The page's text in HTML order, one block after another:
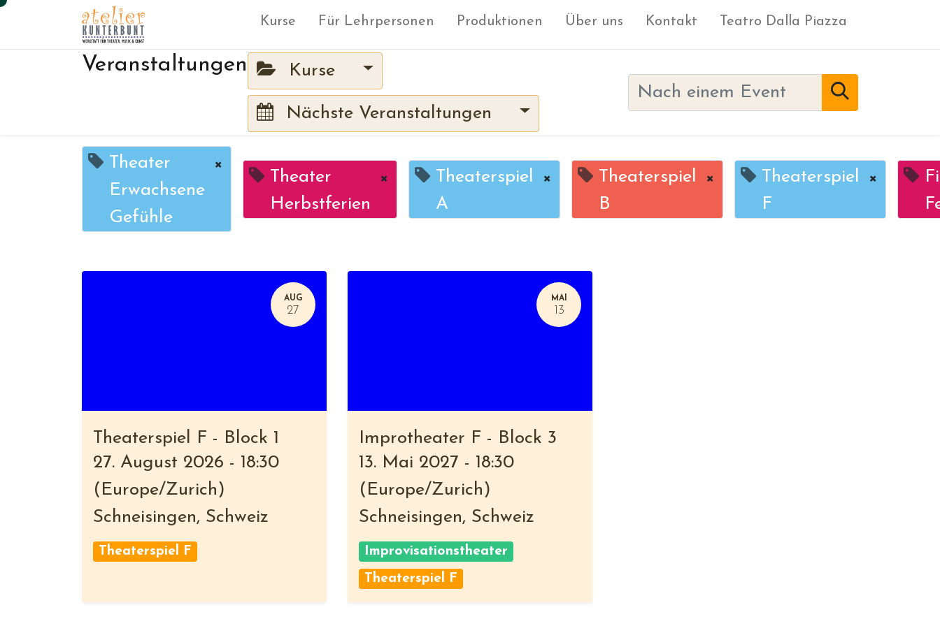
Kurse Für Lehrpersonen Produktionen Über uns Kontakt Teatro Dalla Piazza
Veranstaltungen Kurse
Nächste Veranstaltungen
Theater
Erwachsene
Gefühle
×
Theater
Herbstferien
×
Theaterspiel
A
×
Theaterspiel
B
×
Theaterspiel
F
×
AUG
27
Theaterspiel F - Block 1
27. August 2026 - 18:30
( Europe/Zurich )
Schneisingen, Schweiz
Theaterspiel F
MAI
13
Improtheater F - Block 3
13. Mai 2027 - 18:30
( Europe/Zurich )
Schneisingen, Schweiz
Improvisationstheater
Theaterspiel F